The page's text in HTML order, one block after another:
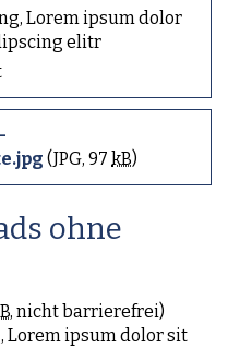
Lorem ipsum dolor
elitr
(JPG, 97 kB)
ohne
, nicht barrierefrei)
Lorem ipsum dolor sit